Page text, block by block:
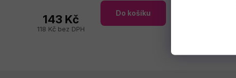
118 Kč bez DPH
143 Kč Do košíku